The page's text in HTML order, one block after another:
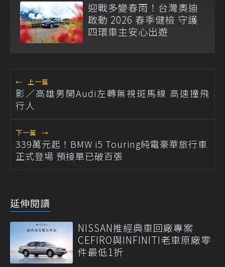
迎戰多變春雨！台灣奧迪
啟動 2026 春季健檢 守護
四環車主安心出遊
← 上一篇
影／高雄男開Audi左轉無視斑馬線 高速撞飛
行人
下一篇 →
339萬元起！BMW i5 Touring純電豪華旅行車
正式登場 預接單已破百張
延伸閱讀
NISSAN推經典車回廠專案
CEFIRO與INFINITI老車原廠零
件最低1折